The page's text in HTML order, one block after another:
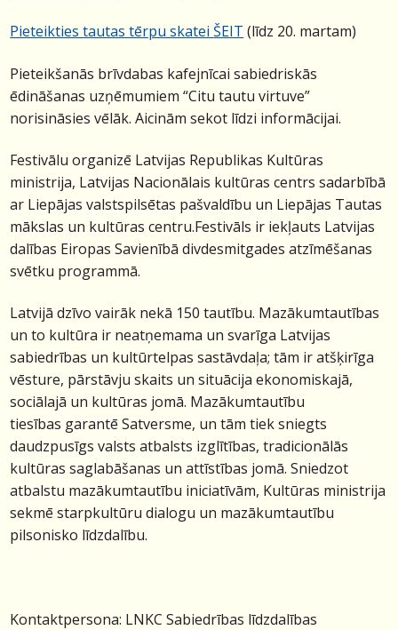
Pieteikties tautas tērpu skateiŠEIT (līdz 20. martam)
Pieteikšanās brīvdabas kafejnīcai sabiedriskās
ēdināšanas uzņēmumiem “Citu tautu virtuve”
norisināsies vēlāk. Aicinām sekot līdzi informācijai.
Festivālu organizē Latvijas Republikas Kultūras
ministrija, Latvijas Nacionālais kultūras centrs sadarbībā
ar Liepājas valstspilsētas pašvaldību un Liepājas Tautas
mākslas un kultūras centru.Festivāls ir iekļauts Latvijas
dalības Eiropas Savienībā divdesmitgades atzīmēšanas
svētku programmā.
Latvijā dzīvo vairāk nekā 150 tautību. Mazākumtautības
un to kultūra ir neatņemama un svarīga Latvijas
sabiedrības un kultūrtelpas sastāvdaļa; tām ir atšķirīga
vēsture, pārstāvju skaits un situācija ekonomiskajā,
sociālajā un kultūras jomā. Mazākumtautību
tiesības garantē Satversme, un tām tiek sniegts
daudzpusīgs valsts atbalsts izglītības, tradicionālās
kultūras saglabāšanas un attīstības jomā. Sniedzot
atbalstu mazākumtautību iniciatīvām, Kultūras ministrija
sekmē starpkultūru dialogu un mazākumtautību
pilsonisko līdzdalību.
Kontaktpersona: LNKC Sabiedrības līdzdalības